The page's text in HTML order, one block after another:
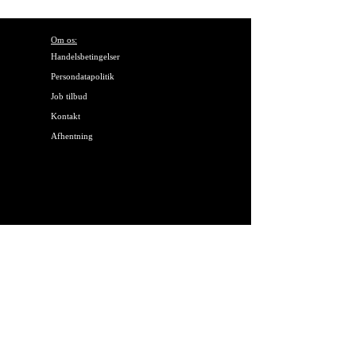
Om os:
Handelsbetingelser
Persondatapolitik
Job tilbud
Kontakt
Afhentning